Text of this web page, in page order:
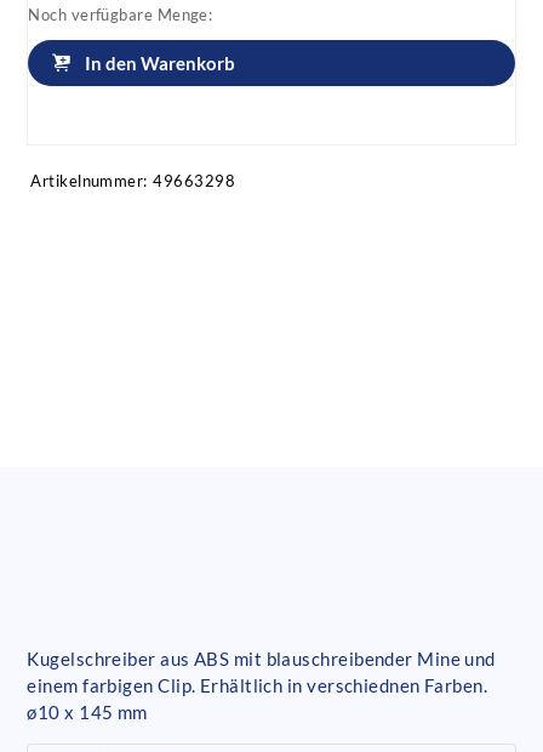
Noch verfügbare Menge:
In den Warenkorb
Artikelnummer: 49663298
Kugelschreiber aus ABS mit blauschreibender Mine und
einem farbigen Clip. Erhältlich in verschiednen Farben.
ø10 x 145 mm